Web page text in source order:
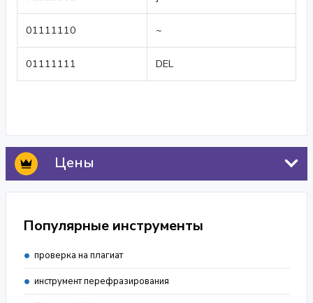
01111110 ~
01111111 DEL
Цены
Популярные инструменты
проверка на плагиат
инструмент перефразирования